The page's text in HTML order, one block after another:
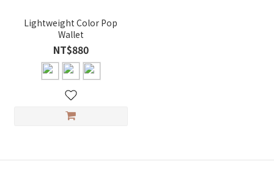
Lightweight Color Pop
Wallet
NT$880